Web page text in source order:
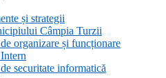
și strategii
Câmpia Turzii
organizare și funcționare
securitate informatică